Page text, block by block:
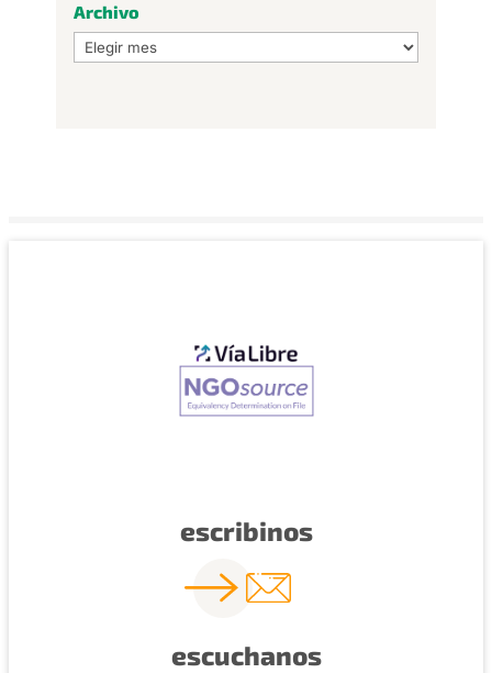
Archivo
Archivo
escribinos
escuchanos